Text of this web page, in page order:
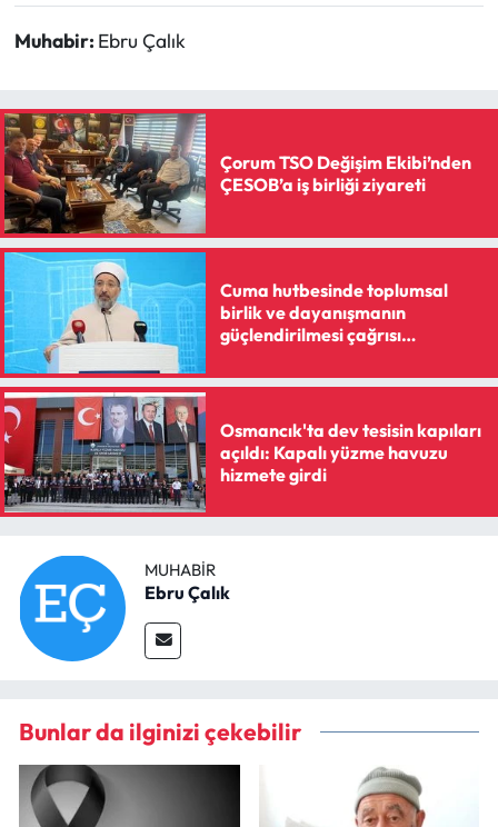
Muhabir: Ebru Çalık
Çorum TSO Değişim Ekibi’nden
ÇESOB’a iş birliği ziyareti
Cuma hutbesinde toplumsal
birlik ve dayanışmanın
güçlendirilmesi çağrısı
Osmancık'ta dev tesisin kapıları
açıldı: Kapalı yüzme havuzu
hizmete girdi
MUHABIR
Ebru Çalık
Bunlar da ilginizi çekebilir
Turizm
Yaşam
Yayla Haber
Yemek Tarifleri
Yerel Haberler